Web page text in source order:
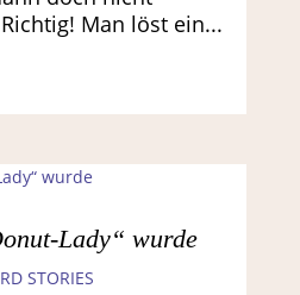
Man löst ein...
Lady“ wurde
STORIES